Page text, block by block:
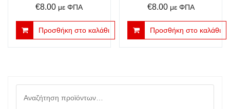
€8.00 με ΦΠΑ
Προσθήκη στο καλάθι
€8.00 με ΦΠΑ
Προσθήκη στο καλάθι
για: